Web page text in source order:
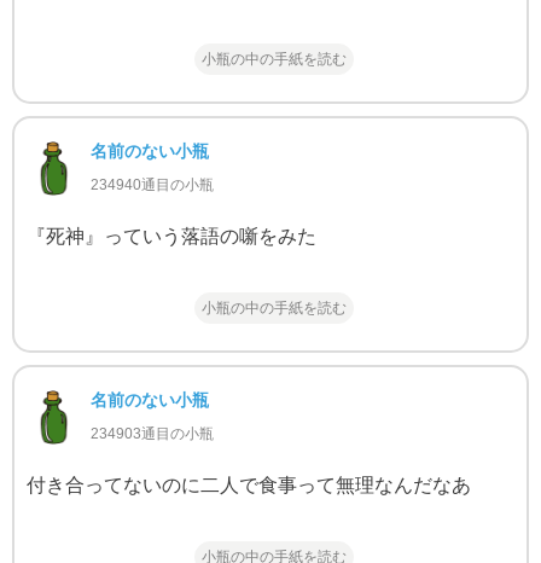
小瓶の中の手紙を読む
名前のない小瓶
234940通目の小瓶
『死神』っていう落語の噺をみた
小瓶の中の手紙を読む
名前のない小瓶
234903通目の小瓶
付き合ってないのに二人で食事って無理なんだなあ
小瓶の中の手紙を読む